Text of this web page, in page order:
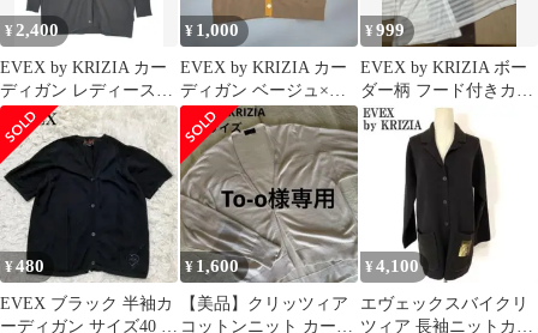
¥ 2,400
EVEX by KRIZIA カー
ディガン レディース
【古着】【中古】【送
料無料】
¥ 1,000
EVEX by KRIZIA カー
ディガン ベージュ×イ
エロー 46
¥999
EVEX by KRIZIA ボー
ダー柄 フード付きカー
ディガン 白 46
¥480
EVEX ブラック 半袖カ
ーディガン サイズ40 Ｖ
¥ 1,600
【美品】クリッツィア
コットンニット カーデ
¥ 4,100
エヴェックスバイクリ
ツィア 長袖ニットカー